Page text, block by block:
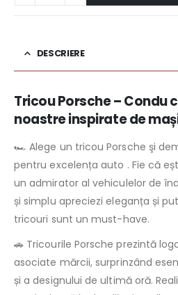
DESCRIERE
Tricou Porsche – Condu
noastre inspirate de
🏎️ Alege un tricou Porsche şi
pentru excelența auto . Fie că
un admirator al vehiculelor de
și simplu apreciezi eleganța și
tricouri sunt un must-have.
🚗 Tricourile Porsche prezintă
asociate mărcii, surprinzând
și a designului de ultimă oră.